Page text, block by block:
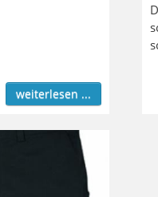
weiterlesen ...